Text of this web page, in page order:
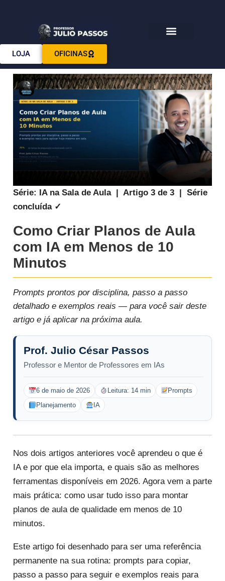
LOJA OFICINAS
Série: IA na Sala de Aula | Artigo 3 de 3 | Série
concluída ✓
Como Criar Planos de Aula
com IA em Menos de 10
Minutos
Prompts prontos por disciplina, passo a passo
detalhado e exemplos reais — para você sair deste
artigo e já aplicar na próxima aula.
Prof. Julio César Passos
Professor e Mentor de Professores em IAs
6 de maio de 2026 Leitura: 14 min
Prompts
Planejamento
IA
Nos dois artigos anteriores você aprendeu o que é
IA e por que ela importa, e quais são as melhores
ferramentas disponíveis em 2026. Agora vem a parte
mais prática: como usar tudo isso para montar
planos de aula de qualidade em menos de 10
minutos.
Este artigo foi desenhado para ser uma referência
permanente na sua rotina: prompts para copiar,
passo a passo para seguir e exemplos reais para